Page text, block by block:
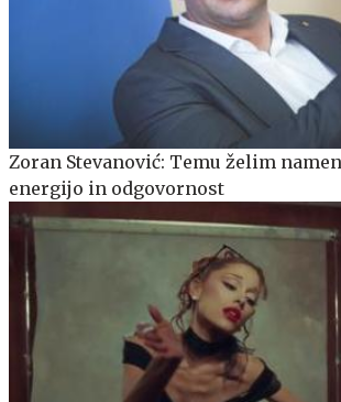
Zoran Stevanović: Temu želim
energijo in odgovornost